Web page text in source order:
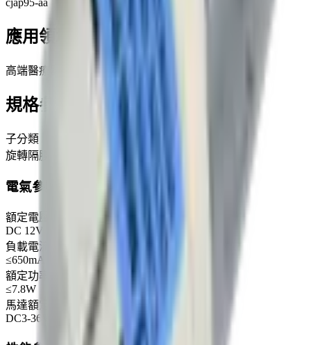
應用領域
高端醫療器械、保健器材，汽車用品等
規格參數
子分類
旋轉隔膜氣泵
電氣參數
額定電壓
DC 12V
負載電流
≤650mA
額定功率
≤7.8W
馬達額定電壓（建議範圍）
DC3-36V